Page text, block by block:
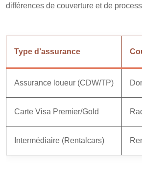
différences de couverture et de
Type d’assurance
Assurance loueur (CDW/TP)
Carte Visa Premier/Gold
Intermédiaire (Rentalcars)